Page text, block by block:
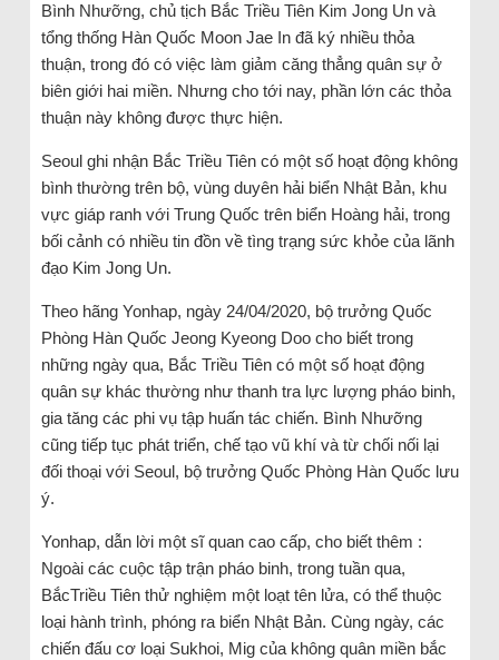
Bình Nhưỡng, chủ tịch Bắc Triều Tiên Kim Jong Un và
tổng thống Hàn Quốc Moon Jae In đã ký nhiều thỏa
thuận, trong đó có việc làm giảm căng thẳng quân sự ở
biên giới hai miền. Nhưng cho tới nay, phần lớn các thỏa
thuận này không được thực hiện.
Seoul ghi nhận Bắc Triều Tiên có một số hoạt động không
bình thường trên bộ, vùng duyên hải biển Nhật Bản, khu
vực giáp ranh với Trung Quốc trên biển Hoàng hải, trong
bối cảnh có nhiều tin đồn về tìng trạng sức khỏe của lãnh
đạo Kim Jong Un.
Theo hãng Yonhap, ngày 24/04/2020, bộ trưởng Quốc
Phòng Hàn Quốc Jeong Kyeong Doo cho biết trong
những ngày qua, Bắc Triều Tiên có một số hoạt động
quân sự khác thường như thanh tra lực lượng pháo binh,
gia tăng các phi vụ tập huấn tác chiến. Bình Nhưỡng
cũng tiếp tục phát triển, chế tạo vũ khí và từ chối nối lại
đối thoại với Seoul, bộ trưởng Quốc Phòng Hàn Quốc lưu
ý.
Yonhap, dẫn lời một sĩ quan cao cấp, cho biết thêm :
Ngoài các cuộc tập trận pháo binh, trong tuần qua,
BắcTriều Tiên thử nghiệm một loạt tên lửa, có thể thuộc
loại hành trình, phóng ra biển Nhật Bản. Cùng ngày, các
chiến đấu cơ loại Sukhoi, Mig của không quân miền bắc